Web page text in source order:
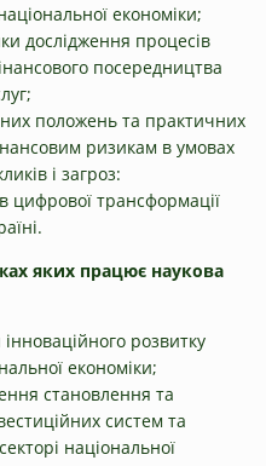
економіки;
дослідження процесів
посередництва
положень та практичних
ризикам в умовах
і загроз:
цифрової трансформації
яких працює наукова
розвитку
економіки;
становлення та
систем та
національної